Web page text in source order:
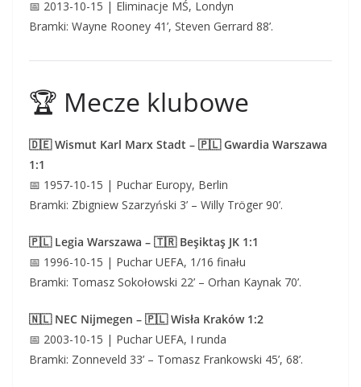
📅 2013-10-15 | Eliminacje MŚ, Londyn
Bramki: Wayne Rooney 41’, Steven Gerrard 88’.
🏆 Mecze klubowe
🇩🇪 Wismut Karl Marx Stadt – 🇵🇱 Gwardia Warszawa
1:1
📅 1957-10-15 | Puchar Europy, Berlin
Bramki: Zbigniew Szarzyński 3’ – Willy Tröger 90’.
🇵🇱 Legia Warszawa – 🇹🇷 Beşiktaş JK 1:1
📅 1996-10-15 | Puchar UEFA, 1/16 finału
Bramki: Tomasz Sokołowski 22’ – Orhan Kaynak 70’.
🇳🇱 NEC Nijmegen – 🇵🇱 Wisła Kraków 1:2
📅 2003-10-15 | Puchar UEFA, I runda
Bramki: Zonneveld 33’ – Tomasz Frankowski 45’, 68’.